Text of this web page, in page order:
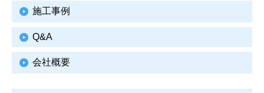
施工事例
Q&A
会社概要